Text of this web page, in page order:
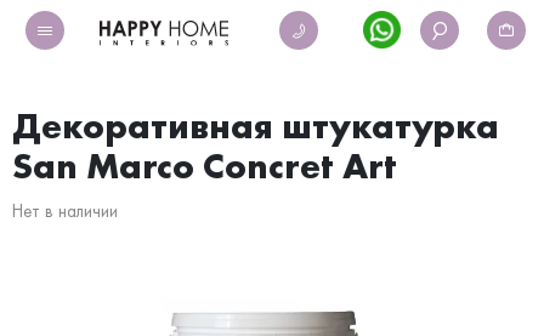
Декоративная штукатурка
San Marco Concret Art
Нет в наличии